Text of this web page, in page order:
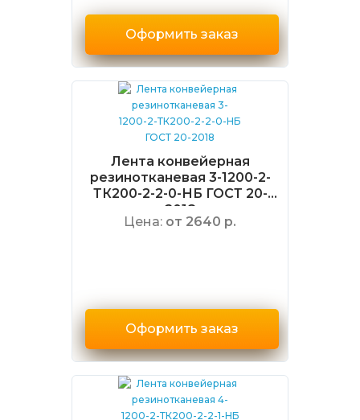
Оформить заказ
Лента конвейерная
резинотканевая 3-1200-2-
ТК200-2-2-0-НБ ГОСТ 20-
2018
Цена: от 2640 р.
Оформить заказ